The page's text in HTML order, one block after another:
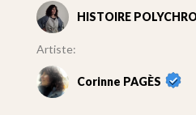
HISTOIRE
Artiste:
Corinne PAGÈS